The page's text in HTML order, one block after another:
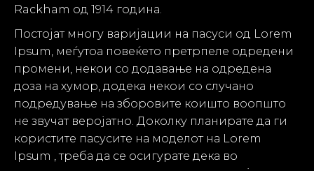
Rackham од 1914 година.
Постојат многу варијации на пасуси од Lorem
Ipsum, меѓутоа повеќето претрпеле одредени
промени, некои со додавање на одредена
доза на хумор, додека некои со случано
подредување на зборовите коишто воопшто
не звучат веројатно. Доколку планирате да ги
користите пасусите на моделот на Lorem
Ipsum , треба да се осигурате дека во